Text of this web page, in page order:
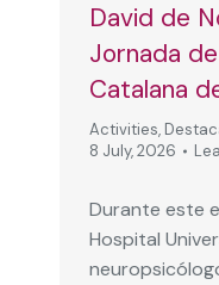
David de
Jornada
Catalana
Activities,
8 July, 2026
Durante este
Hospital